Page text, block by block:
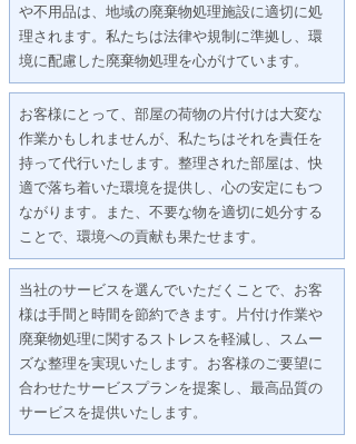
や不用品は、地域の廃棄物処理施設に適切に処
理されます。私たちは法律や規制に準拠し、環
境に配慮した廃棄物処理を心がけています。
お客様にとって、部屋の荷物の片付けは大変な
作業かもしれませんが、私たちはそれを責任を
持って代行いたします。整理された部屋は、快
適で落ち着いた環境を提供し、心の安定にもつ
ながります。また、不要な物を適切に処分する
ことで、環境への貢献も果たせます。
当社のサービスを選んでいただくことで、お客
様は手間と時間を節約できます。片付け作業や
廃棄物処理に関するストレスを軽減し、スムー
ズな整理を実現いたします。お客様のご要望に
合わせたサービスプランを提案し、最高品質の
サービスを提供いたします。